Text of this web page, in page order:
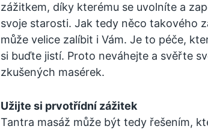
zážitkem, díky kterému se uvolníte a
svoje starosti. Jak tedy něco takového
může velice zalíbit i Vám. Je to péče,
si buďte jistí. Proto neváhejte a svěřte
zkušených masérek.
Užijte si prvotřídní zážitek
Tantra masáž může být tedy řešením,